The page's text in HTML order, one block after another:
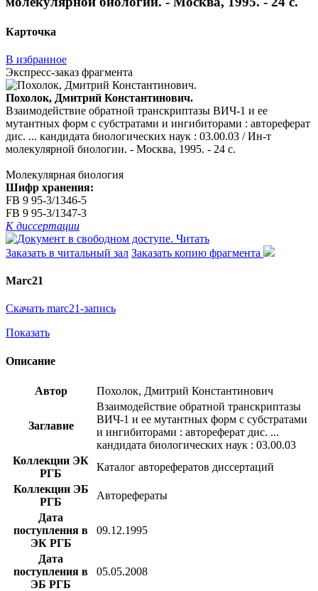
Карточка
В избранное
Экспресс-заказ фрагмента
Похолок, Дмитрий Константинович.
Взаимодействие обратной транскриптазы ВИЧ-1 и ее
мутантных форм с субстратами и ингибиторами : автореферат
дис. ... кандидата биологических наук : 03.00.03 / Ин-т
молекулярной биологии. - Москва, 1995. - 24 с.
Молекулярная биология
Шифр хранения:
FB 9 95-3/1346-5
FB 9 95-3/1347-3
К диссертации
Читать
Заказать в читальный зал Заказать копию фрагмента
Marc21
Скачать marc21-запись
Показать
Описание
Автор Похолок, Дмитрий Константинович
Заглавие
Взаимодействие обратной транскриптазы
ВИЧ-1 и ее мутантных форм с субстратами
и ингибиторами : автореферат дис. ...
кандидата биологических наук : 03.00.03
Коллекции ЭК
РГБ
Каталог авторефератов диссертаций
Коллекции ЭБ
РГБ
Авторефераты
Дата
поступления в
ЭК РГБ
09.12.1995
Дата
поступления в
ЭБ РГБ
05.05.2008